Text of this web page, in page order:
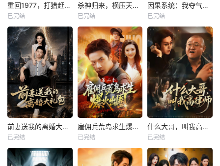
重回1977，打猎赶山娶老婆
已完结
杀神归来，横压天下无敌
已完结
因果系统：我夺气运救苍生
已完结
前妻送我的离婚大礼包
已完结
雇佣兵荒岛求生爆火出圈第二季
已完结
什么大哥，叫我高律师
已完结